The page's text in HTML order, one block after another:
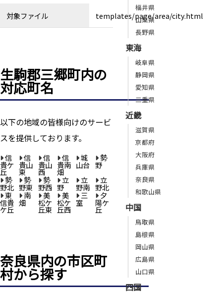
対象ファイル templates/page/area/city.html
生駒郡三郷町内の
対応町名
以下の地域の皆様向けのサービ
スを提供しております。
信
貴ケ
丘
信
貴山
東
信
貴山
西
信
貴南
畑
城
山台
勢
野
勢
野北
勢
野東
勢
野西
立
野
立
野南
立
野北
東
信貴
ケ丘
南
畑
美
松ケ
丘東
美
松ケ
丘西
三
室
夕
陽ケ
丘
奈良県内の市区町
村から探す
福井県
山梨県
長野県
東海
岐阜県
静岡県
愛知県
三重県
近畿
滋賀県
京都府
大阪府
兵庫県
奈良県
和歌山県
中国
鳥取県
島根県
岡山県
広島県
山口県
四国